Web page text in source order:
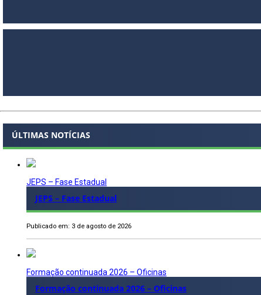
ÚLTIMAS NOTÍCIAS
JEPS – Fase Estadual
JEPS – Fase Estadual
Publicado em: 3 de agosto de 2026
Formação continuada 2026 – Oficinas
Formação continuada 2026 – Oficinas